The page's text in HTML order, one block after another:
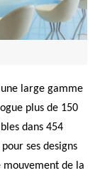
large gamme
plus de 150
dans 454
ses designs
mouvement de la